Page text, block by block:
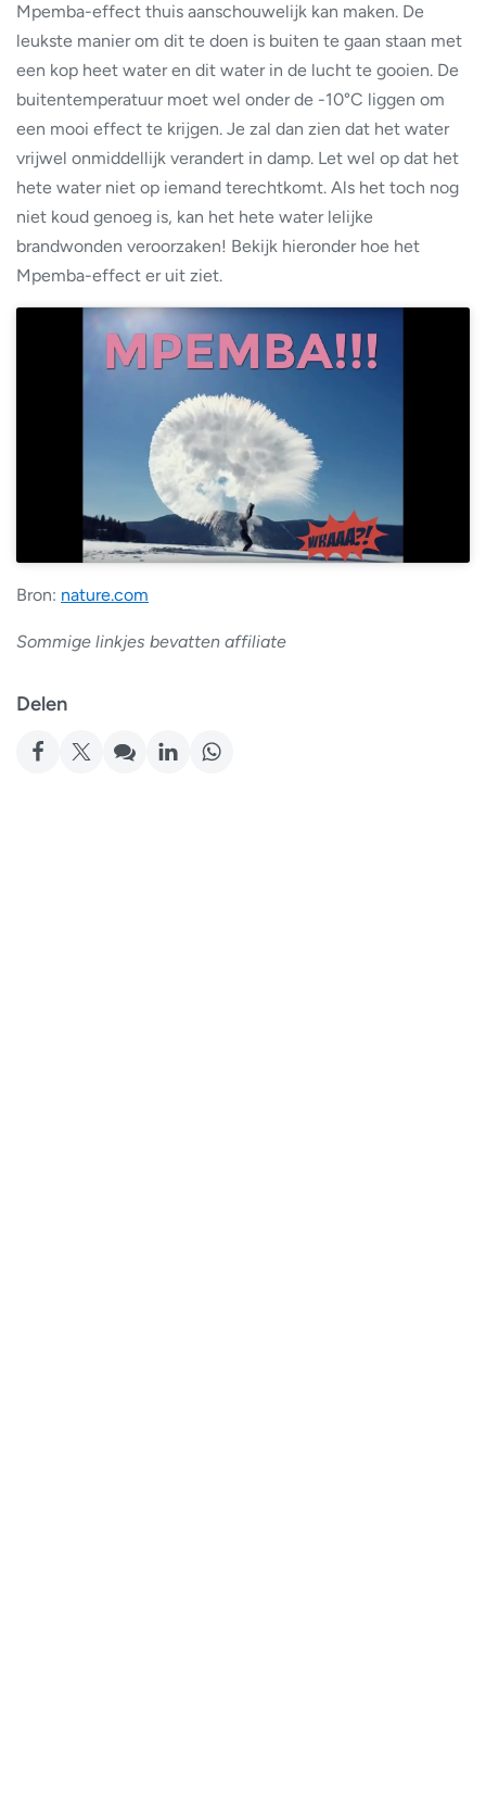
Mpemba-effect thuis aanschouwelijk kan maken. De
leukste manier om dit te doen is buiten te gaan staan met
een kop heet water en dit water in de lucht te gooien. De
buitentemperatuur moet wel onder de -10°C liggen om
een mooi effect te krijgen. Je zal dan zien dat het water
vrijwel onmiddellijk verandert in damp. Let wel op dat het
hete water niet op iemand terechtkomt. Als het toch nog
niet koud genoeg is, kan het hete water lelijke
brandwonden veroorzaken! Bekijk hieronder hoe het
Mpemba-effect er uit ziet.
Bron: nature.com
Sommige linkjes bevatten affiliate
Delen